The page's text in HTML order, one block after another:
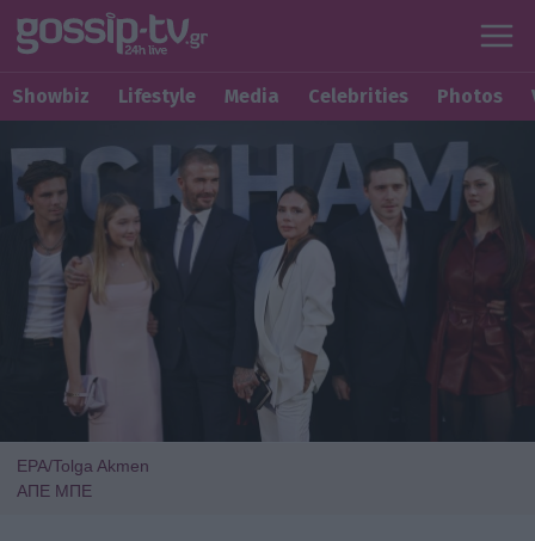
Showbiz Lifestyle Media Celebrities Photos
EPA/Tolga Akmen
ΑΠΕ ΜΠΕ